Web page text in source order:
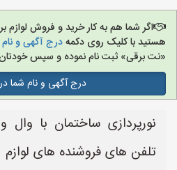
اگر شما هم به کار خرید و فروش لوازم
هستید با کلیک روی دکمهدرج آگهی و
«نت برقی» ثبت نام نموده و سپس خودتان
درج آگهی و نام شما
نورپردازی ساختمان با
تلفن های فروشنده های